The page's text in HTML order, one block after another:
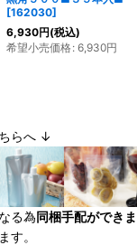
[162030]
6,930円(税込)
希望小売価格: 6,930円
らへ ↓
る為同梱手配ができま
す。